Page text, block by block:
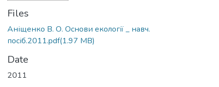
Files
Аніщенко В. О. Основи екології _ навч.
посіб.2011.pdf(1.97 MB)
Date
2011